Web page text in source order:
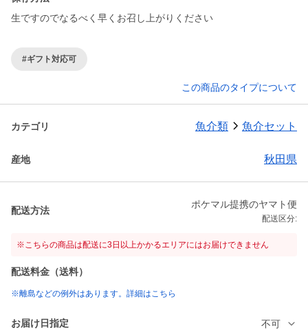
生ですのでなるべく早くお召し上がりください
#ギフト対応可
この商品のタイプについて
カテゴリ 魚介類 魚介セット
産地 秋田県
配送方法
ポケマル提携のヤマト便
配送区分:
※こちらの商品は配送に3日以上かかるエリアにはお届けできません
配送料金（送料）
※離島などの例外はあります。詳細はこちら
お届け日指定 不可